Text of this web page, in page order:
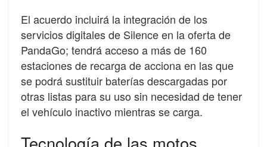
El acuerdo incluirá la integración de los
servicios digitales de Silence en la oferta de
PandaGo; tendrá acceso a más de 160
estaciones de recarga de acciona en las que
se podrá sustituir baterías descargadas por
otras listas para su uso sin necesidad de tener
el vehículo inactivo mientras se carga.